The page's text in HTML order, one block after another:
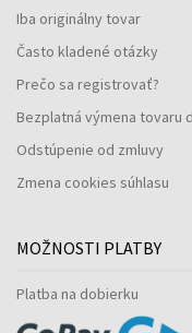
Iba originálny tovar
Často kladené otázky
Prečo sa registrovať?
Bezplatná výmena tovaru
Odstúpenie od zmluvy
Zmena cookies súhlasu
MOŽNOSTI PLATBY
Platba na dobierku